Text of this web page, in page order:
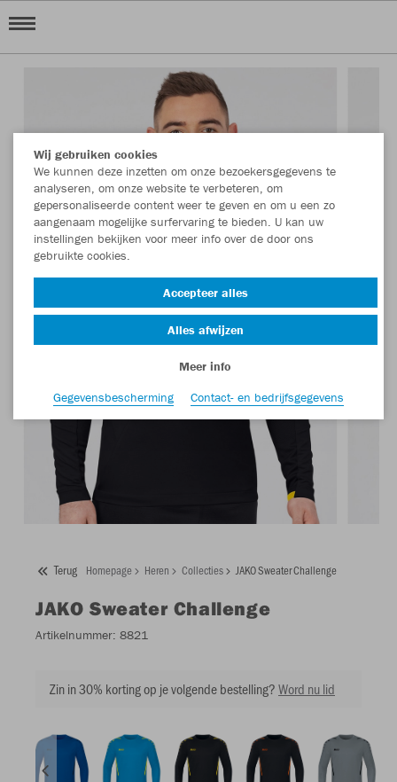
Terug Homepage Heren Collecties JAKO Sweater Challenge
JAKO Sweater Challenge
Artikelnummer: 8821
Zin in 30% korting op je volgende bestelling?Word nu lid
Wij gebruiken cookies
We kunnen deze inzetten om onze bezoekersgegevens te
analyseren, om onze website te verbeteren, om
gepersonaliseerde content weer te geven en om u een zo
aangenaam mogelijke surfervaring te bieden. U kan uw
instellingen bekijken voor meer info over de door ons
gebruikte cookies.
Accepteer alles
Alles afwijzen
Meer info
Gegevensbescherming
Contact- en bedrijfsgegevens